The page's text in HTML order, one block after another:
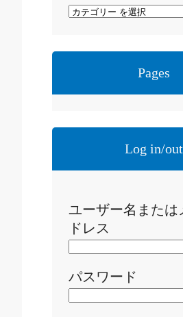
Pages
Log in/out
ユーザー名または
ドレス
パスワード